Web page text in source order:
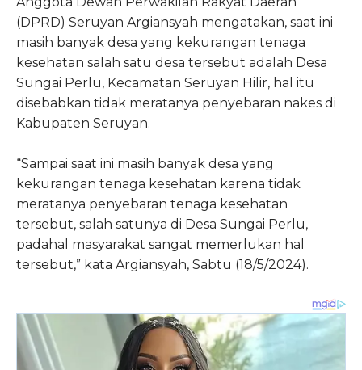
(DPRD) Seruyan Argiansyah mengatakan, saat ini
masih banyak desa yang kekurangan tenaga
kesehatan salah satu desa tersebut adalah Desa
Sungai Perlu, Kecamatan Seruyan Hilir, hal itu
disebabkan tidak meratanya penyebaran nakes di
Kabupaten Seruyan.
“Sampai saat ini masih banyak desa yang
kekurangan tenaga kesehatan karena tidak
meratanya penyebaran tenaga kesehatan
tersebut, salah satunya di Desa Sungai Perlu,
padahal masyarakat sangat memerlukan hal
tersebut,” kata Argiansyah, Sabtu (18/5/2024).